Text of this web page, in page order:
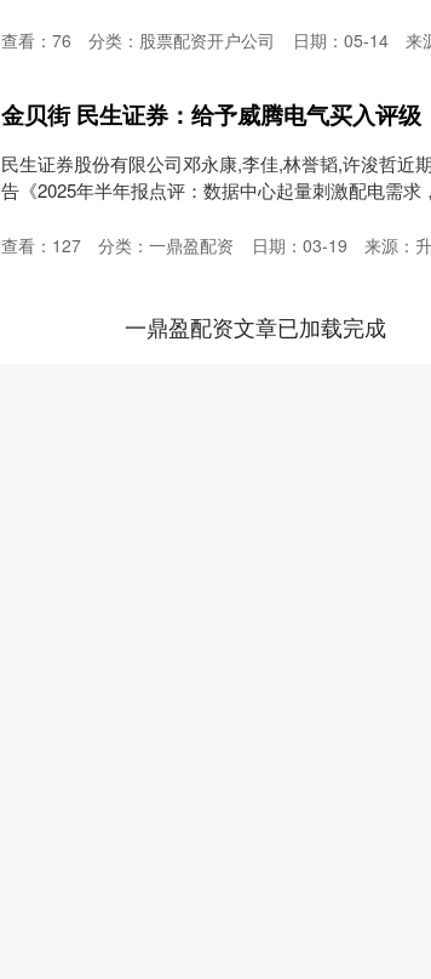
日期：05-14 来
查看： 76 分类： 股票配资开户公司
金贝街 民生证券：给予威腾电气买入评级
民生证券股份有限公司邓永康,李佳,林誉韬,许浚哲近
告《2025年半年报点评：数据中心起量刺激配电需求
日期：03-19 来源：
查看： 127 分类： 一鼎盈配资
一鼎盈配资文章已加载完成